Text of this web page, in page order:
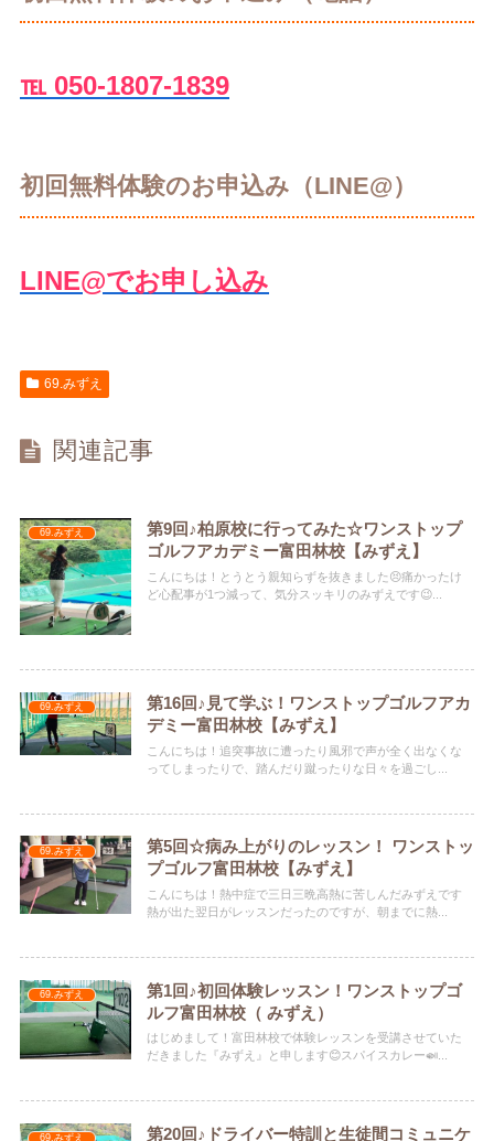
℡ 050-1807-1839
初回無料体験のお申込み（LINE@）
LINE@でお申し込み
69.みずえ
関連記事
69.みずえ
第9回♪柏原校に行ってみた☆ワンストップ
ゴルフアカデミー富田林校【みずえ】
こんにちは！とうとう親知らずを抜きました😣痛かったけ
ど心配事が1つ減って、気分スッキリのみずえです😉...
69.みずえ
第16回♪見て学ぶ！ワンストップゴルフアカ
デミー富田林校【みずえ】
こんにちは！追突事故に遭ったり風邪で声が全く出なくな
ってしまったりで、踏んだり蹴ったりな日々を過ごし...
69.みずえ
第5回☆病み上がりのレッスン！ ワンストッ
プゴルフ富田林校【みずえ】
こんにちは！熱中症で三日三晩高熱に苦しんだみずえです
熱が出た翌日がレッスンだったのですが、朝までに熱...
69.みずえ
第1回♪初回体験レッスン！ワンストップゴ
ルフ富田林校（ みずえ）
はじめまして！富田林校で体験レッスンを受講させていた
だきました『みずえ』と申します😊スパイスカレー🍛...
69.みずえ 第20回♪ドライバー特訓と生徒間コミュニケ